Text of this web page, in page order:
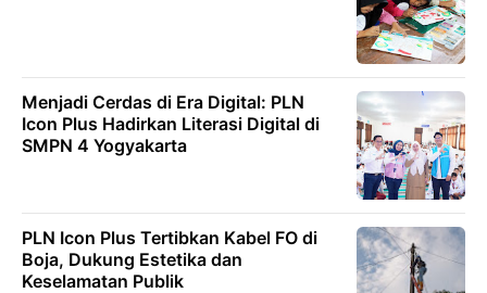
Menjadi Cerdas di Era Digital: PLN
Icon Plus Hadirkan Literasi Digital di
SMPN 4 Yogyakarta
PLN Icon Plus Tertibkan Kabel FO di
Boja, Dukung Estetika dan
Keselamatan Publik